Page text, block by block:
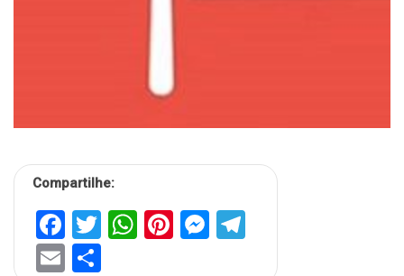
Compartilhe:
Facebook
Twitter
WhatsApp
Pinterest
Messenger
Email